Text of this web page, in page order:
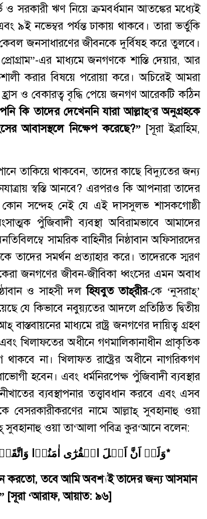
ও সরকারী ঋণ নিয়ে ক্রমবর্ধমান আতঙ্কের মধ্যেই
নভেম্বর পর্যন্ত ঢাকায় থাকবে। তারা ভর্তুকি
জনসাধারণের জীবনকে দুর্বিষহ করে তুলবে।
এর মাধ্যমে জনগণকে শাস্তি দেয়ার, আর
করার বিষয়ে পরোয়া করে। অচিরেই আমরা
ও বেকারত্ব বৃদ্ধি পেয়ে জনগণ আরেকটি কঠিন
কি তাদের দেখেননি যারা আল্লাহ্’র অনুগ্রহকে
আবাসস্থলে নিক্ষেপ করেছে?” [সূরা ইব্রাহিম,
তাকিয়ে থাকবেন, তাদের কাছে বিদ্যুতের জন্য
স্বস্তি আনবে? এরপরও কি আপনারা তাদের
সন্দেহ নেই যে এই দাসসুলভ শাসকগোষ্ঠী
পুঁজিবাদী ব্যবস্থা অবিরামভাবে আমাদের
সামরিক বাহিনীর নিষ্ঠাবান অফিসারদের
তাদের সমর্থন প্রত্যাহার করে। তাদেরকে স্মরণ
জনগণের জীবন-জীবিকা ধ্বংসের এমন অবাধ
ও সাহসী দলহিযবুত তাহ্‌রীর-কে ‘নুসরাহ্’
যে কিভাবে নবুয়্যতের আদলে প্রতিষ্ঠিত দ্বিতীয়
মাধ্যমে রাষ্ট্র জনগণের দায়িত্ব গ্রহণ
খিলাফতের অধীনে গণমালিকানাধীন প্রাকৃতিক
না। খিলাফত রাষ্ট্রের অধীনে নাগরিকগণ
হবেন। এবং ধর্মনিরপেক্ষ পুঁজিবাদী ব্যবস্থার
ব্যবস্থাপনার তত্ত্বাবধান করবে এবং এসব
বেসরকারীকরণের নামে আল্লাহ্ সুবহানাহু ওয়া
ওয়া তা‘আলা পবিত্র কুর‘আনে বলেন:
* وَلَوۡ اَنَّ اَهۡلَ الۡقُرٰٓى اٰمَنُوۡا وَاتَّقَوۡا لَـفَتَحۡنَا عَلَيۡهِمۡ بَرَكٰتٍ مِّنَ السَّمَآءِ وَالۡاَرۡضِ*
করতো, তবে আমি অবশ্যই তাদের জন্য আসমান
[সূরা ‘আরাফ, আয়াত: ৯৬]